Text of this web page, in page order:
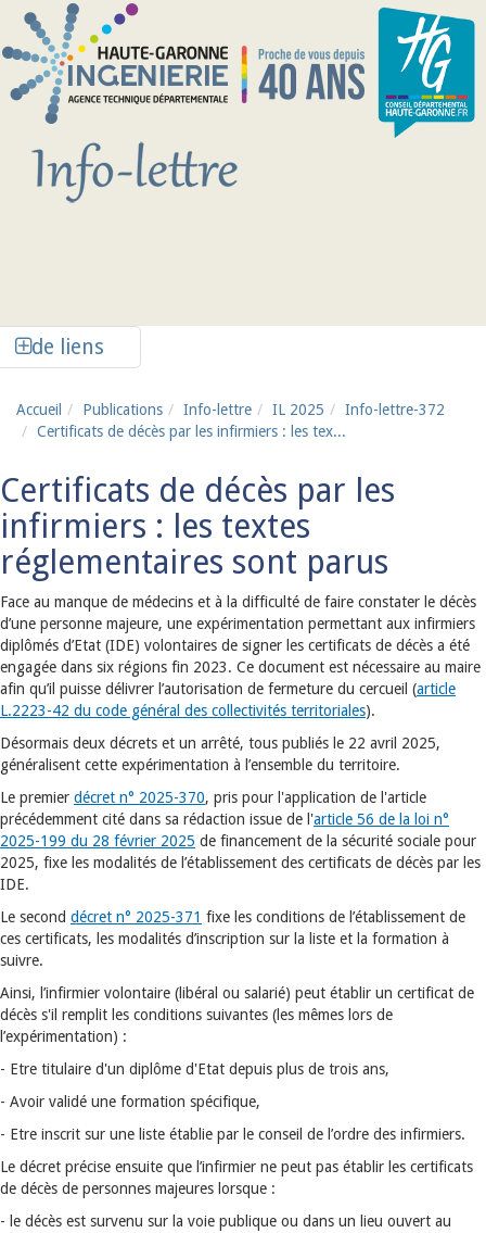
Aller au contenu principal
de liens
Accueil Publications Info-lettre IL 2025
Info-lettre-372
Certificats de décès par les infirmiers : les tex...
Certificats de décès par les
infirmiers : les textes
réglementaires sont parus
Face au manque de médecins et à la difficulté de faire constater le décès
d’une personne majeure, une expérimentation permettant aux infirmiers
diplômés d’Etat (IDE) volontaires de signer les certificats de décès a été
engagée dans six régions fin 2023. Ce document est nécessaire au maire
afin qu’il puisse délivrer l’autorisation de fermeture du cercueil (article
L.2223-42 du code général des collectivités territoriales).
Désormais deux décrets et un arrêté, tous publiés le 22 avril 2025,
généralisent cette expérimentation à l’ensemble du territoire.
Le premier décret n° 2025-370, pris pour l'application de l'article
précédemment cité dans sa rédaction issue de l'article 56 de la loi n°
2025-199 du 28 février 2025 de financement de la sécurité sociale pour
2025, fixe les modalités de l’établissement des certificats de décès par les
IDE.
Le second décret n° 2025-371 fixe les conditions de l’établissement de
ces certificats, les modalités d’inscription sur la liste et la formation à
suivre.
Ainsi, l’infirmier volontaire (libéral ou salarié) peut établir un certificat de
décès s'il remplit les conditions suivantes (les mêmes lors de
l’expérimentation) :
- Etre titulaire d'un diplôme d'Etat depuis plus de trois ans,
- Avoir validé une formation spécifique,
- Etre inscrit sur une liste établie par le conseil de l’ordre des infirmiers.
Le décret précise ensuite que l’infirmier ne peut pas établir les certificats
de décès de personnes majeures lorsque :
- le décès est survenu sur la voie publique ou dans un lieu ouvert au